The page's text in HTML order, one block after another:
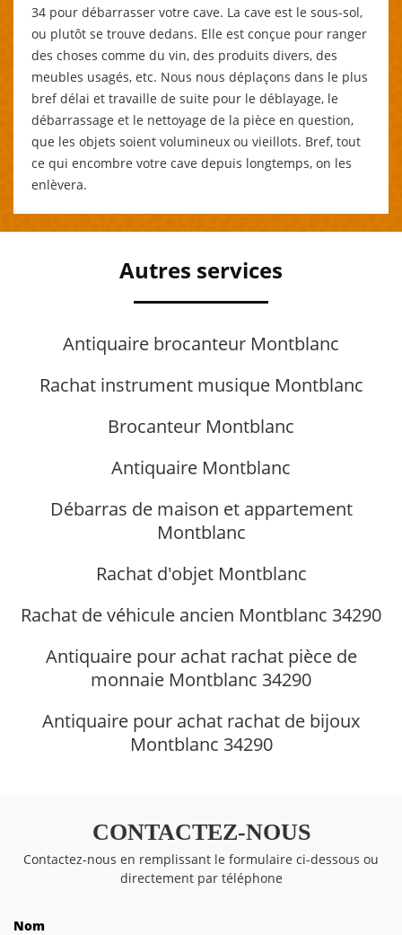
34 pour débarrasser votre cave. La cave est le sous-sol,
ou plutôt se trouve dedans. Elle est conçue pour ranger
des choses comme du vin, des produits divers, des
meubles usagés, etc. Nous nous déplaçons dans le plus
bref délai et travaille de suite pour le déblayage, le
débarrassage et le nettoyage de la pièce en question,
que les objets soient volumineux ou vieillots. Bref, tout
ce qui encombre votre cave depuis longtemps, on les
enlèvera.
Autres services
Antiquaire brocanteur Montblanc
Rachat instrument musique Montblanc
Brocanteur Montblanc
Antiquaire Montblanc
Débarras de maison et appartement
Montblanc
Rachat d'objet Montblanc
Rachat de véhicule ancien Montblanc 34290
Antiquaire pour achat rachat pièce de
monnaie Montblanc 34290
Antiquaire pour achat rachat de bijoux
Montblanc 34290
CONTACTEZ-NOUS
Contactez-nous en remplissant le formulaire ci-dessous ou
directement par téléphone
Nom